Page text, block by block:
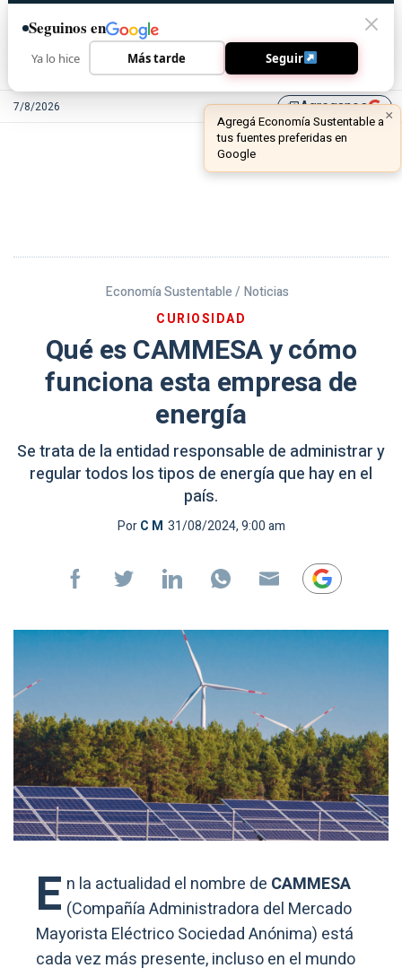
7/8/2026 library_addAgreganos
Economía Sustentable / Noticias
CURIOSIDAD
Qué es CAMMESA y cómo
funciona esta empresa de
energía
Se trata de la entidad responsable de administrar y
regular todos los tipos de energía que hay en el
país.
PorC M 31/08/2024, 9:00 am
E n la actualidad el nombre de CAMMESA
(Compañía Administradora del Mercado
Mayorista Eléctrico Sociedad Anónima) está
cada vez más presente, incluso en el mundo
Seguinos en
Ya lo hice Más tarde Seguir